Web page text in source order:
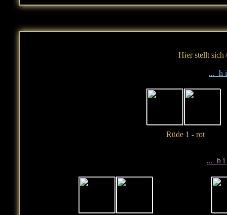
Hier stellt sich
... h
... h i
Rüde 1 - rot